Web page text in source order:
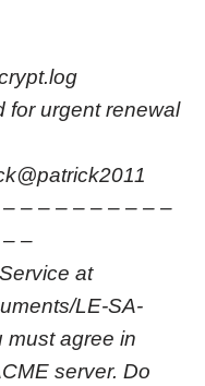
for urgent renewal
– – – – – – – – –
–
at
LE-SA-
must agree in
server. Do